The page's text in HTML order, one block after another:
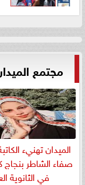
مجتمع
الميدان تهنيء
صفاء الشاطر بنجاج
في الثانوية